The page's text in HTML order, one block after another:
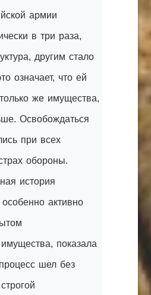
армии
в три раза,
другим стало
означает, что ей
же имущества,
Освобождаться
при всех
обороны.
история
активно
показала
шел без